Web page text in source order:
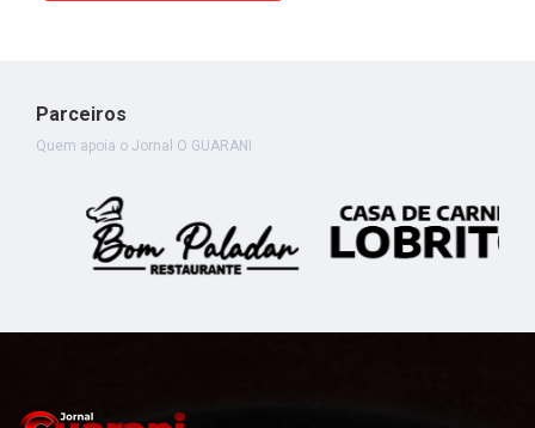
Parceiros
Quem apoia o Jornal O GUARANI